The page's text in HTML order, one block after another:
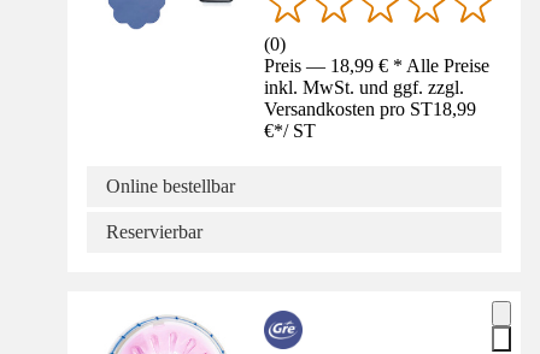
(0)
Preis — 18,99 € * Alle Preise
inkl. MwSt. und ggf. zzgl.
Versandkosten pro ST18,99
€*/ ST
Online bestellbar
Reservierbar